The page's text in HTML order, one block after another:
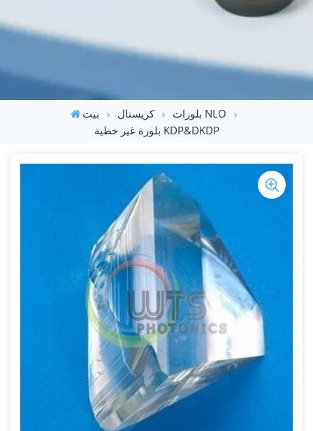
بيت كريستال
بلورات NLO
بلورة غير خطية KDP&DKDP